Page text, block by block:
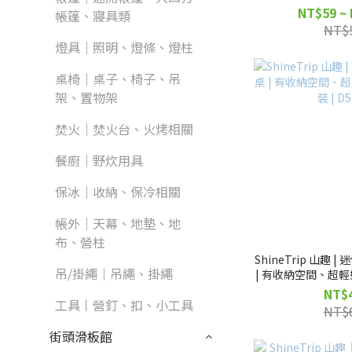
帳篷、寢具類
燈具｜照明、燈條、燈柱
桌椅｜桌子、椅子、吊
架、置物架
焚火｜焚火台、火烤相關
餐廚｜野炊用具
保冰｜收納、保冷相關
帳外｜天幕、地墊、地
布、營柱
吊/掛繩｜吊繩、掛繩
工具丨營釘、扣、小工具
街頭滑板館
D0503087
NT$59 ~
ShineTrip 山趣 |
| 有收納空間、超
|